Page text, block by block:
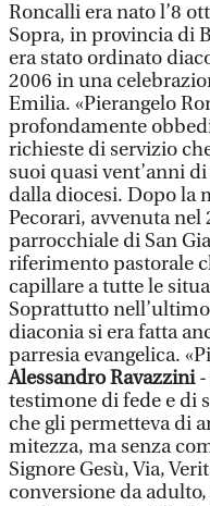
Roncalli era nato l’8
Sopra, in provincia di
era stato ordinato
2006 in una
Emilia. «Pierangelo
profondamente
richieste di servizio
suoi quasi vent’anni
dalla diocesi. Dopo la
Pecorari, avvenuta
parrocchiale di San
riferimento pastorale
capillare a tutte le
Soprattutto
diaconia si era fatta
parresia evangelica.
Alessandro Ravazzini-
testimone di fede e di
che gli permetteva di
mitezza, ma senza
Signore Gesù, Via,
conversione da